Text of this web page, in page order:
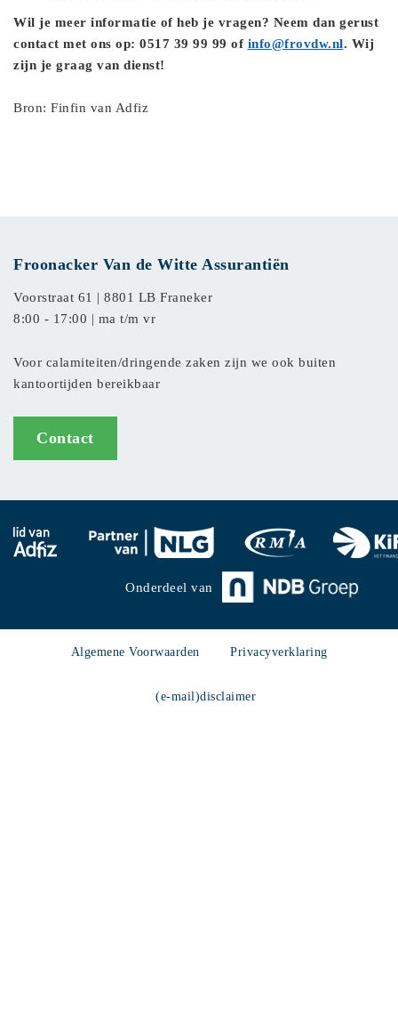
Wil je meer informatie of heb je vragen? Neem dan gerust
contact met ons op: 0517 39 99 99 of info@frovdw.nl. Wij
zijn je graag van dienst!
Bron: Finfin van Adfiz
Froonacker Van de Witte Assurantiën
Voorstraat 61 | 8801 LB Franeker
8:00 - 17:00 | ma t/m vr
Voor calamiteiten/dringende zaken zijn we ook buiten
kantoortijden bereikbaar
Contact
Onderdeel van
Algemene Voorwaarden Privacyverklaring
(e-mail)disclaimer